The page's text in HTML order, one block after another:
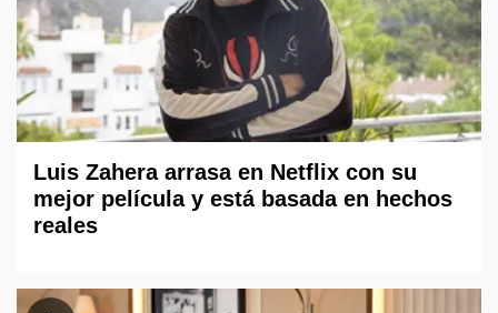
Luis Zahera arrasa en Netflix con su
mejor película y está basada en hechos
reales